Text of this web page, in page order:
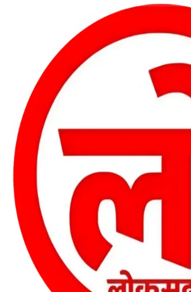
हड़ताल से पहले चेयरमैन ने बुलाई बैठक, बिजली कर्मियों की
रोजगार मिशन पर खारंग में एकदिवसीय प्रशिक्षण, जनपद
सीखी योजनाओं के प्रभावी क्रियान्वयन की बारीकियां
एवं छात्र कानून जागरूकता कार्यक्रम आयोजित, प्रतिभावान
हुआ सम्मान
हमला, स्कूल का चपरासी गिरफ्तार
हटाने की मांग पर छात्राओं का फूटा गुस्सा, NH-130 पर